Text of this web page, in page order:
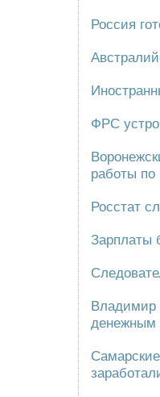
Россия
ФРС
работы по
Росстат
Зарплаты
Владимир
денежным